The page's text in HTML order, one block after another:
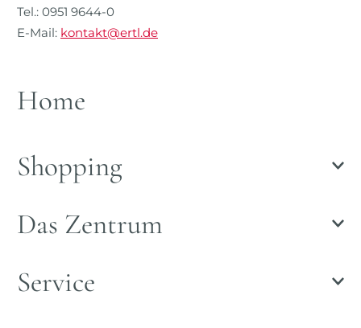
Tel.: 0951 9644-0
E-Mail: kontakt@ertl.de
Home
Shopping
Das Zentrum
Service